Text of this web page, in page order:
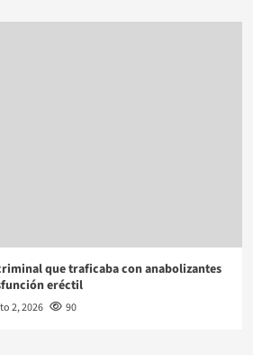
que traficaba con anabolizantes
eréctil
2, 2026 90